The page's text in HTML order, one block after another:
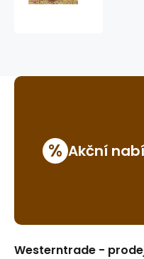
% Akční
Westerntrade -